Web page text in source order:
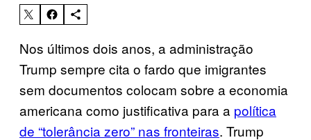
Nos últimos dois anos, a administração
Trump sempre cita o fardo que imigrantes
sem documentos colocam sobre a economia
americana como justificativa para a política
de “tolerância zero” nas fronteiras. Trump